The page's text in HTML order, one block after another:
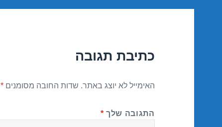
כתיבת תגובה
האימייל לא יוצג באתר. שדות החובה מסומנים*
התגובה שלך *